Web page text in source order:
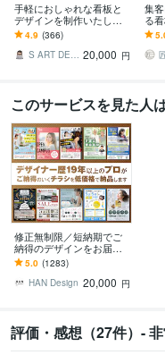
手軽におしゃれな看板と
デザインを制作いたしま
す 看板・ウィンドウサイ
ンをご提案致します（デ
ザインのみも可能）
4.9 (366)
S ART DESIGN 20,000 円
集
る
し
修
フ
このサービスを見た人
修正無制限／短納期でご
納得のデザインをお届け
します その他、パンフ・
ポスター・メニュー・名
刺・看板 etc.
5.0 (1283)
HAN Design 20,000 円
評価・感想（27件）-